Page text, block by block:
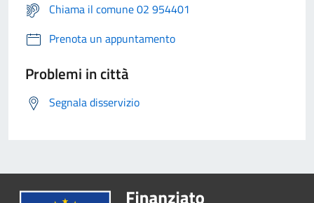
Chiama il comune 02 954401
Prenota un appuntamento
Problemi in città
Segnala disservizio